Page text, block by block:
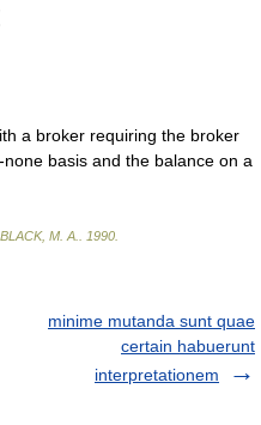
a broker requiring the broker
basis and the balance on a
M. A. 1990
minime mutanda sunt quae
certain habuerunt
interpretationem